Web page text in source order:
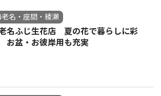
老名・座間・綾瀬
名ふじ生花店 夏の花で暮らしに彩
お盆・お彼岸用も充実